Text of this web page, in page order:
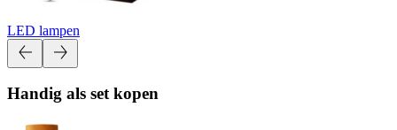
LED lampen
Handig als set kopen